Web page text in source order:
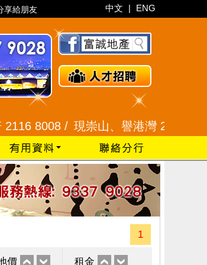
享給朋友 中文 | ENG
8008 /現崇山、譽港灣 2345 9926 /
1
價 租金